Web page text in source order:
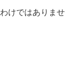
けではありませ